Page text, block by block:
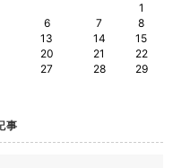
1
6 7
8
13 14
15
20 21
22
27 28
29
事